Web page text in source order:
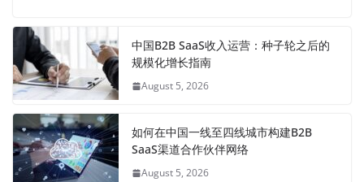
中国B2B SaaS收入运营：种子轮之后的
规模化增长指南
August 5, 2026
如何在中国一线至四线城市构建B2B
SaaS渠道合作伙伴网络
August 5, 2026